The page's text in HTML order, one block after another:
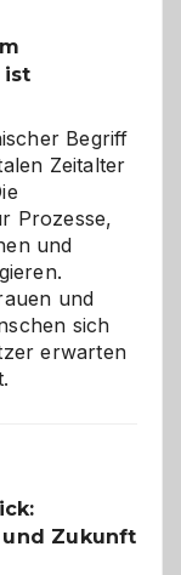
ist
Begriff
Zeitalter
Prozesse,
und
und
sich
erwarten
und Zukunft